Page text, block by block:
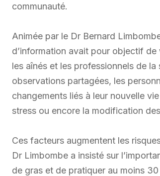
communauté.
Animée par le Dr Bernard
d’information avait pour objectif
les aînés et les professionnels de
observations partagées, les
changements liés à leur nouvelle
stress ou encore la modification
Ces facteurs augmentent les
Dr Limbombe a insisté sur
de gras et de pratiquer au moins